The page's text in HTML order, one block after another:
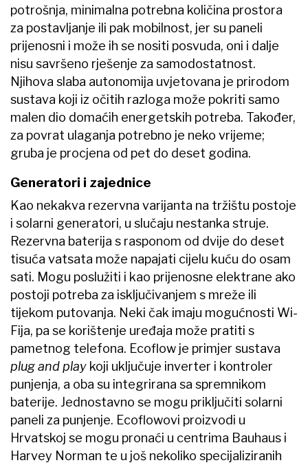
potrošnja, minimalna potrebna količina prostora
za postavljanje ili pak mobilnost, jer su paneli
prijenosni i može ih se nositi posvuda, oni i dalje
nisu savršeno rješenje za samodostatnost.
Njihova slaba autonomija uvjetovana je prirodom
sustava koji iz očitih razloga može pokriti samo
malen dio domaćih energetskih potreba. Također,
za povrat ulaganja potrebno je neko vrijeme;
gruba je procjena od pet do deset godina.
Generatori i zajednice
Kao nekakva rezervna varijanta na tržištu postoje
i solarni generatori, u slučaju nestanka struje.
Rezervna baterija s rasponom od dvije do deset
tisuća vatsata može napajati cijelu kuću do osam
sati. Mogu poslužiti i kao prijenosne elektrane ako
postoji potreba za isključivanjem s mreže ili
tijekom putovanja. Neki čak imaju mogućnosti Wi-
Fija, pa se korištenje uređaja može pratiti s
pametnog telefona. Ecoflow je primjer sustava
plug and play koji uključuje inverter i kontroler
punjenja, a oba su integrirana sa spremnikom
baterije. Jednostavno se mogu priključiti solarni
paneli za punjenje. Ecoflowovi proizvodi u
Hrvatskoj se mogu pronaći u centrima​ Bauhaus i
Harvey Norman ​te u još nekoliko specijaliziranih